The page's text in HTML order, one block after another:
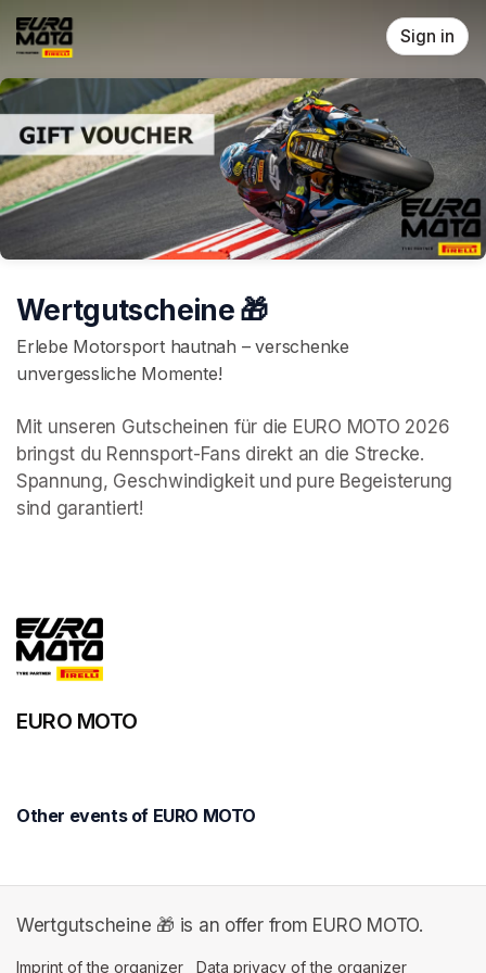
Skip header
Sign in
Wertgutscheine 🎁
Erlebe Motorsport hautnah – verschenke
unvergessliche Momente!
Mit unseren Gutscheinen für die EURO MOTO 2026
bringst du Rennsport-Fans direkt an die Strecke.
Spannung, Geschwindigkeit und pure Begeisterung
sind garantiert!
EURO MOTO
Other events of EURO MOTO
Wertgutscheine 🎁 is an offer from EURO MOTO.
Imprint of the organizer (opens in a new tab)
Data privacy of the organizer